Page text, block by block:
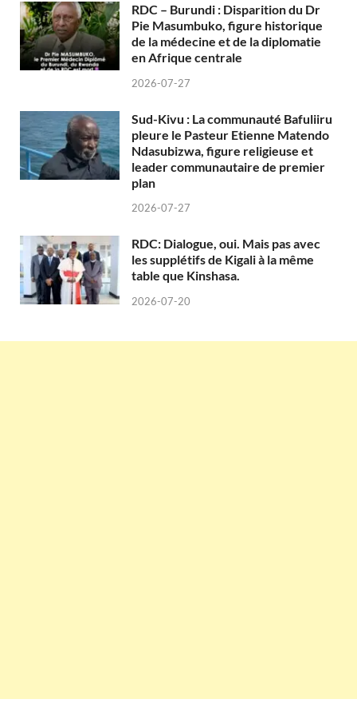
RDC – Burundi : Disparition du Dr
Pie Masumbuko, figure historique
de la médecine et de la diplomatie
en Afrique centrale
2026-07-27
Sud-Kivu : La communauté Bafuliiru
pleure le Pasteur Etienne Matendo
Ndasubizwa, figure religieuse et
leader communautaire de premier
plan
2026-07-27
RDC: Dialogue, oui. Mais pas avec
les supplétifs de Kigali à la même
table que Kinshasa.
2026-07-20